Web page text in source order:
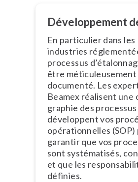
Dé­ve­lop­pe­ment
En particulier dans les
industries
processus
être mé­ti­cu­leu­se­ment
documenté. Les
Beamex réalisent
gra­phie des
développent vos
opé­ra­tion­nelles (SOP)
garantir que vos
sont sys­té­ma­ti­sés,
et que les
définies.